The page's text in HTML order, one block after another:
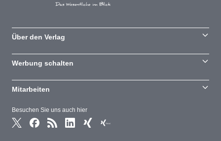
Besuchen Sie uns auch hier
Über den Verlag
Werbung schalten
Mitarbeiten